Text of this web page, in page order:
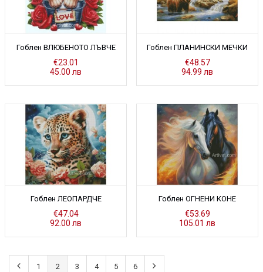
Гоблен ВЛЮБЕНОТО ЛЪВЧЕ
€23.01
45.00 лв
Гоблен ПЛАНИНСКИ МЕЧКИ
€48.57
94.99 лв
Гоблен ЛЕОПАРДЧЕ
€47.04
92.00 лв
Гоблен ОГНЕНИ КОНЕ
€53.69
105.01 лв
1 2 3 4 5 6